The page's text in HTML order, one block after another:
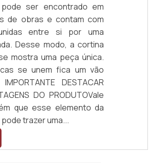
ser encontrado em
de obras e contam com
entre si por uma
Desse modo, a cortina
mostra uma peça única.
se unem fica um vão
DESTACAR
DO PRODUTOVale
que esse elemento da
trazer uma...